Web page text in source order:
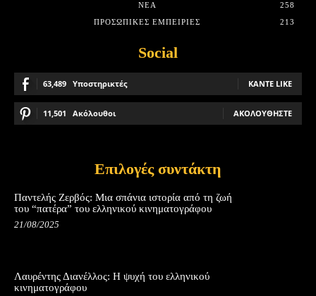
ΝΈΑ
258
ΠΡΟΣΩΠΙΚΈΣ ΕΜΠΕΙΡΊΕΣ
213
Social
63,489 Υποστηρικτές ΚΆΝΤΕ LIKE
11,501 Ακόλουθοι ΑΚΟΛΟΥΘΉΣΤΕ
Επιλογές συντάκτη
Παντελής Ζερβός: Μια σπάνια ιστορία από τη ζωή
του “πατέρα” του ελληνικού κινηματογράφου
21/08/2025
Λαυρέντης Διανέλλος: Η ψυχή του ελληνικού
κινηματογράφου